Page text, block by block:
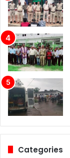
Categories